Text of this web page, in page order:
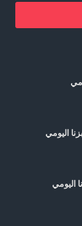
اليومي
اليومي